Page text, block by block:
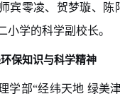
宾零凌、贺梦璇、
小学的科学副校长。
保知识与科学精神
学部“经纬天地 绿美